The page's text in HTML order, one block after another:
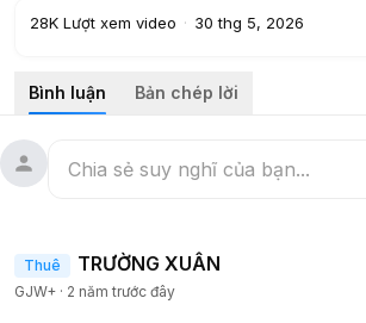
28K Lượt xem video · 30 thg 5, 2026
Bình luận Bản chép lời
Thuê TRƯỜNG XUÂN
GJW+ · 2 năm trước đây